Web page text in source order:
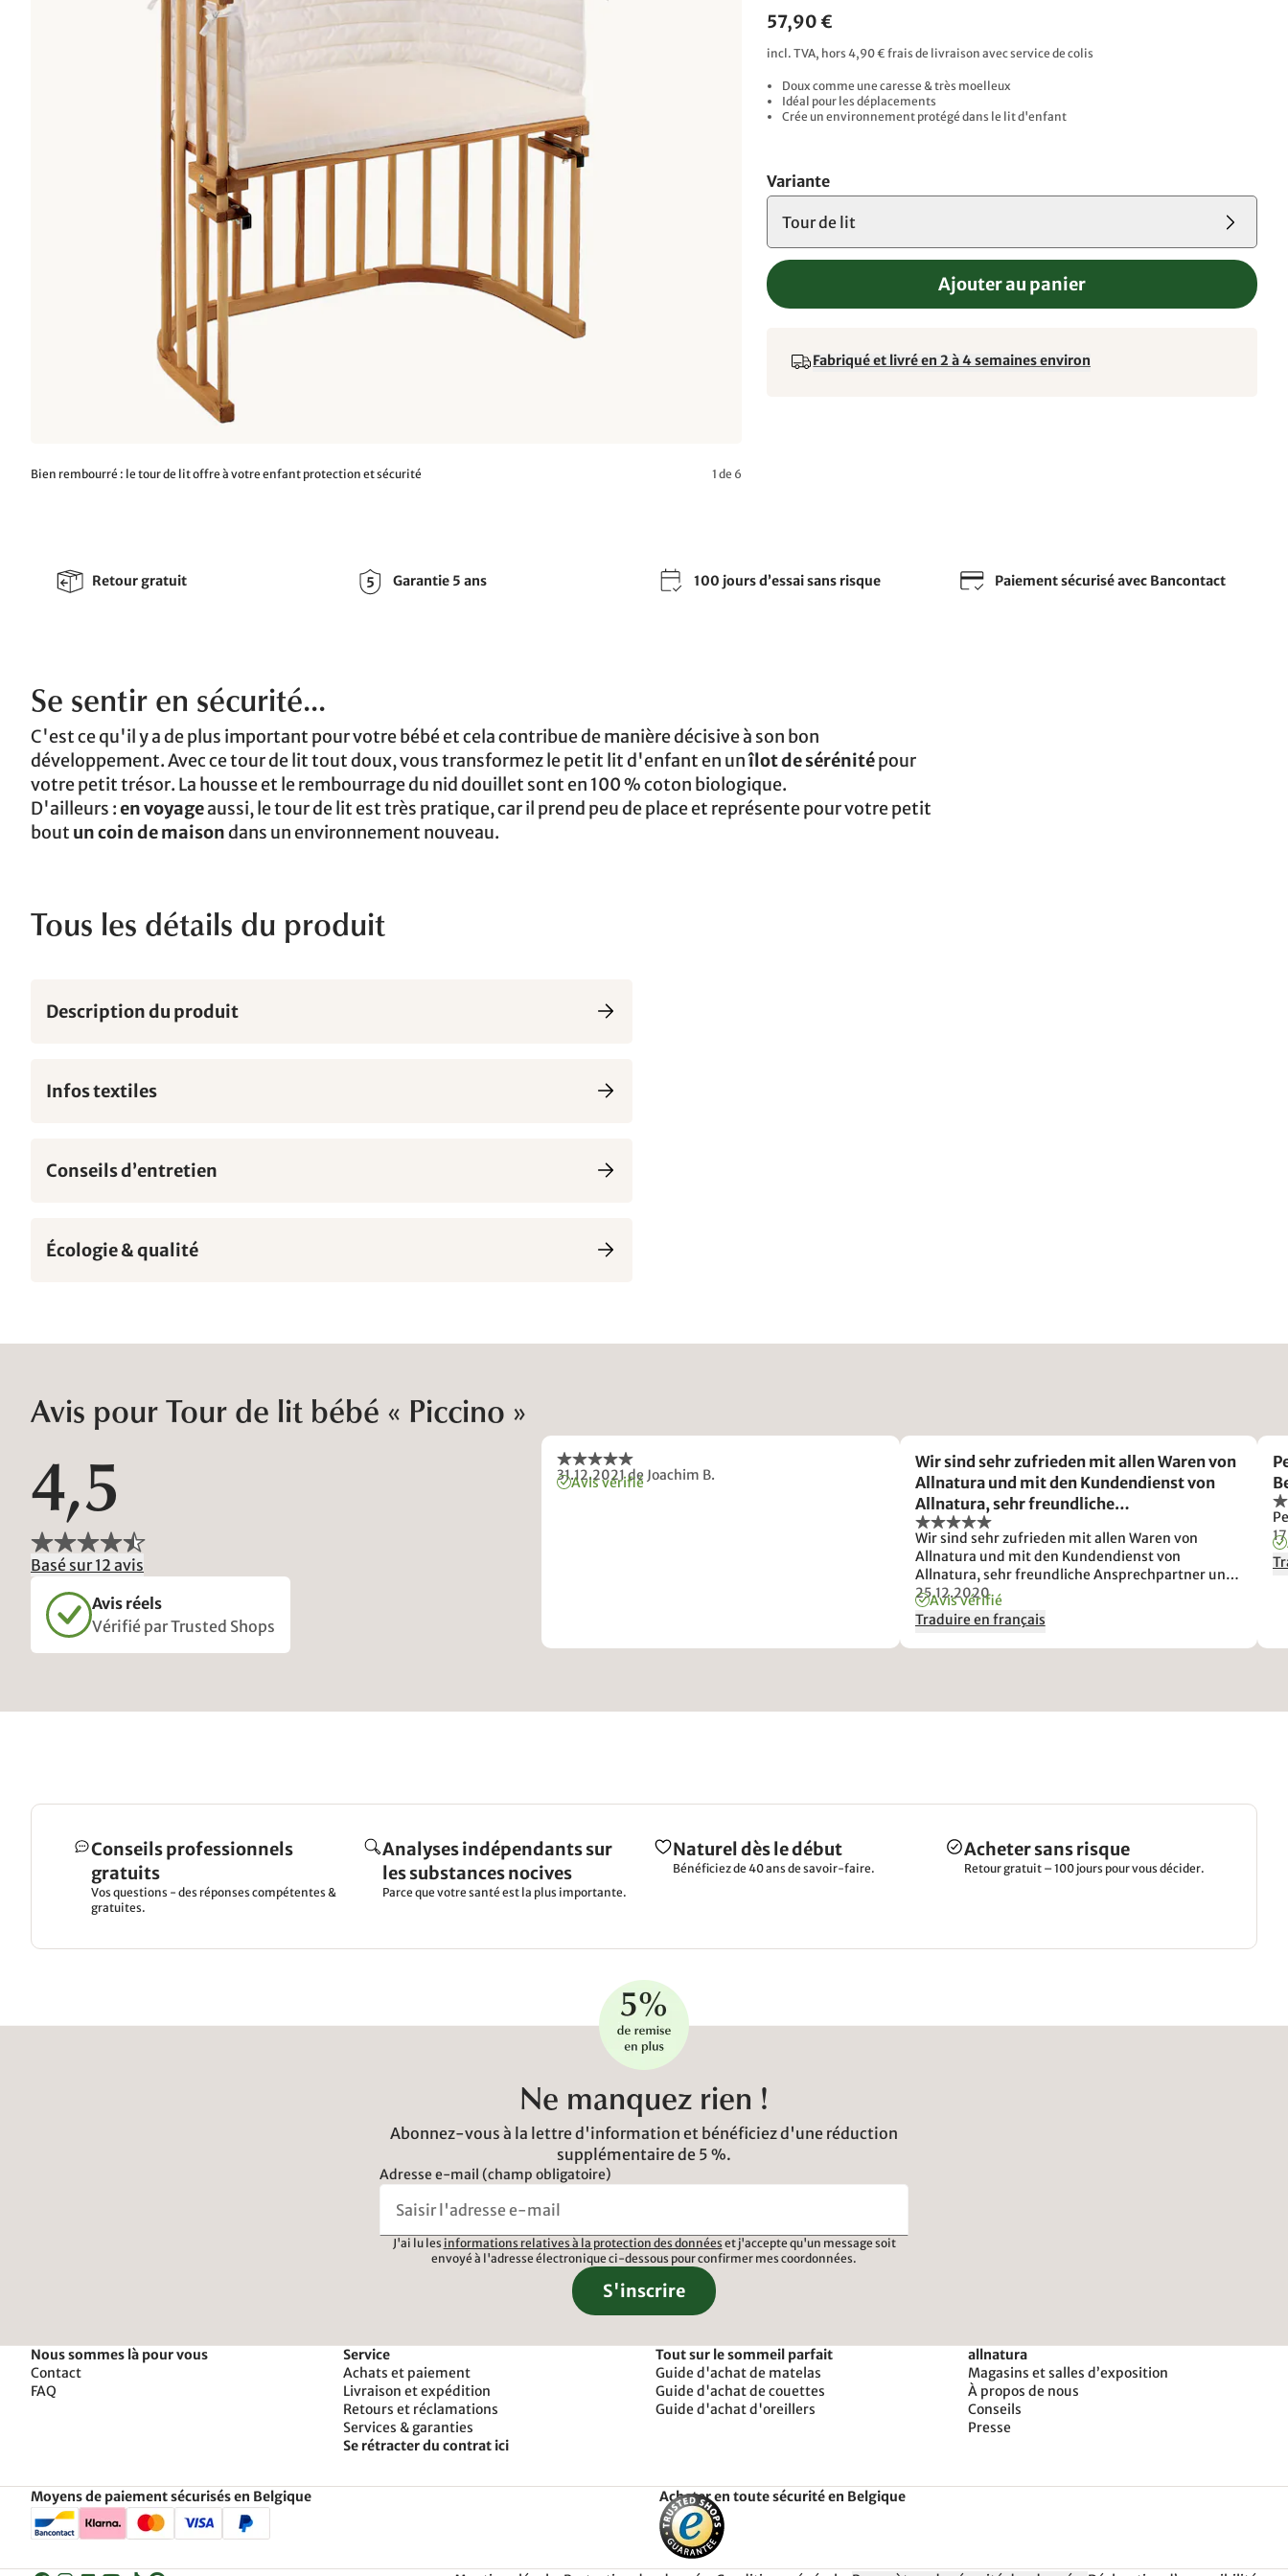
Bien rembourré : le tour de lit offre à votre enfant protection et sécurité 1 de 6
57,90 €
incl. TVA, hors 4,90 € frais de livraison avec service de colis
Doux comme une caresse & très moelleux
Idéal pour les déplacements
Crée un environnement protégé dans le lit d'enfant
Variante
Tour de lit
Ajouter au panier
Fabriqué et livré en 2 à 4 semaines environ
Retour gratuit Garantie 5 ans 100 jours d’essai sans risque Paiement sécurisé avec Bancontact
Se sentir en sécurité...
C'est ce qu'il y a de plus important pour votre bébé et cela contribue de manière décisive à son bon
développement. Avec ce tour de lit tout doux, vous transformez le petit lit d'enfant en unîlot de sérénitépour
votre petit trésor. La housse et le rembourrage du nid douillet sont en 100 % coton biologique.
D'ailleurs :en voyageaussi, le tour de lit est très pratique, car il prend peu de place et représente pour votre petit
bout un coin de maisondans un environnement nouveau.
Tous les détails du produit
Description du produit
Infos textiles
Conseils d’entretien
Écologie & qualité
Avis pour Tour de lit bébé « Piccino »
4,5
Basé sur 12 avis
Avis réels
Vérifié par Trusted Shops
31.12.2021de Joachim B.
Avis vérifié
Wir sind sehr zufrieden mit allen Waren von
Allnatura und mit den Kundendienst von
Allnatura, sehr freundliche
Ansprechpartner und schnelle Lieferung,
nur die Lieferanten machen es manchmal
schwer wei
Wir sind sehr zufrieden mit allen Waren von
Allnatura und mit den Kundendienst von
Allnatura, sehr freundliche Ansprechpartner und
schnelle Lieferung, nur die Lieferanten machen es
manchmal schwer weil die meisten wollen einfach
nicht die Waren bis die Wohnungstür bringen
25.12.2020
Avis vérifié
Traduire en français
Conseils professionnels
gratuits
Vos questions - des réponses compétentes &
gratuites.
Analyses indépendants sur
les substances nocives
Parce que votre santé est la plus importante.
Naturel dès le début
Bénéficiez de 40 ans de savoir-faire.
Acheter sans risque
Retour gratuit – 100 jours pour vous décider.
Ne manquez rien !
Abonnez-vous à la lettre d'information et bénéficiez d'une réduction
supplémentaire de 5 %.
Adresse e-mail (champ obligatoire)
J'ai lu les informations relatives à la protection des données et j'accepte qu'un message soit
envoyé à l'adresse électronique ci-dessous pour confirmer mes coordonnées.
S'inscrire
Nous sommes là pour vous
Contact
FAQ
Service
Achats et paiement
Livraison et expédition
Retours et réclamations
Services & garanties
Se rétracter du contrat ici
Tout sur le sommeil parfait
Guide d'achat de matelas
Guide d'achat de couettes
Guide d'achat d'oreillers
allnatura
Magasins et salles d’exposition
À propos de nous
Conseils
Presse
Moyens de paiement sécurisés en Belgique Acheter en toute sécurité en Belgique